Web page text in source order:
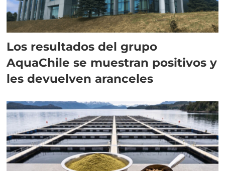
Los resultados del grupo
AquaChile se muestran positivos y
les devuelven aranceles